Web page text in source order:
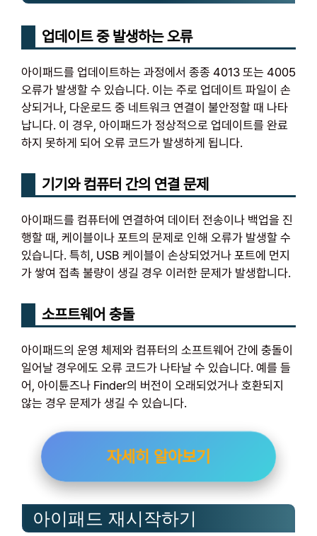
업데이트 중 발생하는 오류
아이패드를 업데이트하는 과정에서 종종 4013 또는 4005
오류가 발생할 수 있습니다. 이는 주로 업데이트 파일이 손
상되거나, 다운로드 중 네트워크 연결이 불안정할 때 나타
납니다. 이 경우, 아이패드가 정상적으로 업데이트를 완료
하지 못하게 되어 오류 코드가 발생하게 됩니다.
기기와 컴퓨터 간의 연결 문제
아이패드를 컴퓨터에 연결하여 데이터 전송이나 백업을 진
행할 때, 케이블이나 포트의 문제로 인해 오류가 발생할 수
있습니다. 특히, USB 케이블이 손상되었거나 포트에 먼지
가 쌓여 접촉 불량이 생길 경우 이러한 문제가 발생합니다.
소프트웨어 충돌
아이패드의 운영 체제와 컴퓨터의 소프트웨어 간에 충돌이
일어날 경우에도 오류 코드가 나타날 수 있습니다. 예를 들
어, 아이튠즈나 Finder의 버전이 오래되었거나 호환되지
않는 경우 문제가 생길 수 있습니다.
자세히 알아보기
아이패드 재시작하기